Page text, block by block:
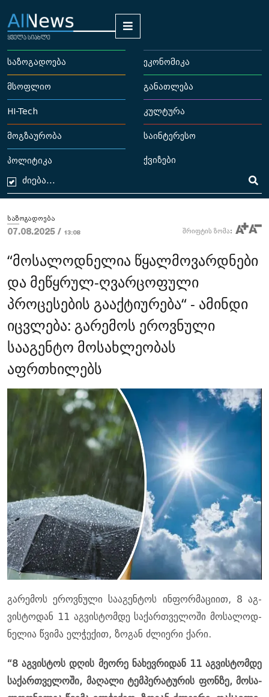
საზოგადოება ეკონომიკა
მსოფლიო განათლება
HI-Tech კულტურა
მოგზაურობა საინტერესო
პოლიტიკა ქვიზები
საზოგადოება
07.08.2025 / 13:08 შრიფტის ზომა:
“მოსალოდნელია წყალმოვარდნები
და მეწყრულ-ღვარცოფული
პროცესების გააქტიურება“ - ამინდი
იცვლება: გარემოს ეროვნული
სააგენტო მოსახლეობას
აფრთხილებს
გა­რე­მოს ეროვ­ნუ­ლი სა­ა­გენ­ტოს ინ­ფორ­მა­ცი­ით, 8 აგ­
ვის­ტო­დან 11 აგ­ვის­ტომ­დე სა­ქარ­თვე­ლო­ში მო­სა­ლოდ­
ნე­ლია წვი­მა ელ­ჭე­ქით, ზო­გან ძლი­ე­რი ქარი.
“8 აგ­ვის­ტოს დღის მე­ო­რე ნა­ხევ­რი­დან 11 აგ­ვის­ტომ­დე
სა­ქარ­თვე­ლო­ში, მა­ღა­ლი ტემ­პე­რა­ტუ­რის ფონ­ზე, მო­სა­